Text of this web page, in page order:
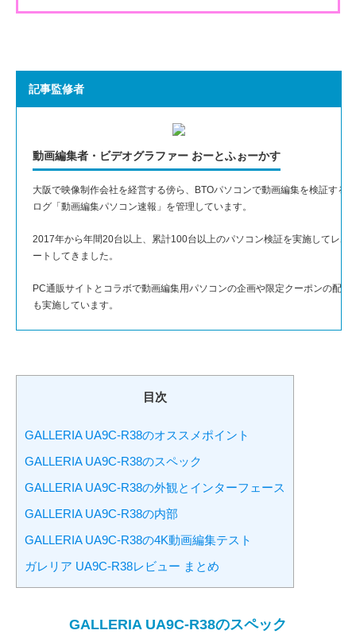
記事監修者
動画編集者・ビデオグラファー おーとふぉーかす
大阪で映像制作会社を経営する傍ら、BTOパソコンで動画編集を検証するブ
ログ「動画編集パソコン速報」を管理しています。
2017年から年間20台以上、累計100台以上のパソコン検証を実施してレポ
ートしてきました。
PC通販サイトとコラボで動画編集用パソコンの企画や限定クーポンの配布
も実施しています。
目次
GALLERIA UA9C-R38のオススメポイント
GALLERIA UA9C-R38のスペック
GALLERIA UA9C-R38の外観とインターフェース
GALLERIA UA9C-R38の内部
GALLERIA UA9C-R38の4K動画編集テスト
ガレリア UA9C-R38レビュー まとめ
GALLERIA UA9C-R38のスペック